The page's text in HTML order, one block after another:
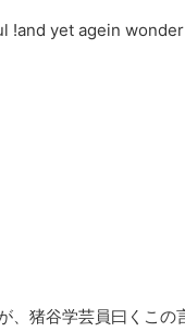
!and yet agein
、猪谷学芸員曰くこの